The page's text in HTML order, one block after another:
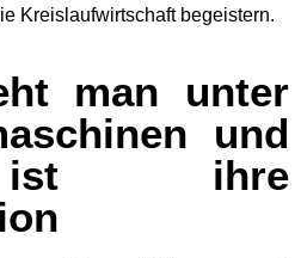
Kreislaufwirtschaft begeistern.
man unter
und
ihre